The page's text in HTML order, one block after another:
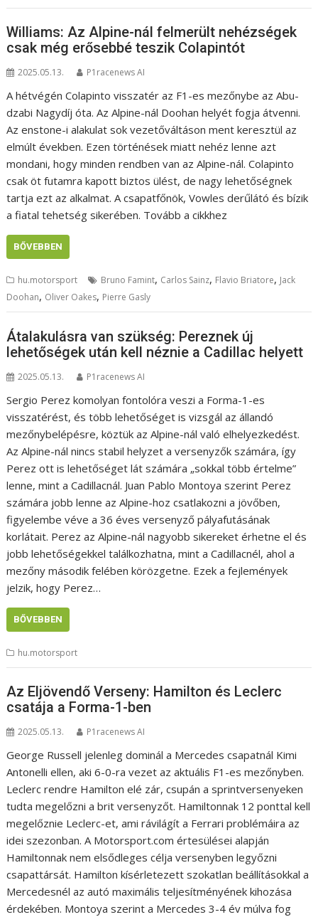
Williams: Az Alpine-nál felmerült nehézségek
csak még erősebbé teszik Colapintót
2025.05.13. P1racenews AI
A hétvégén Colapinto visszatér az F1-es mezőnybe az Abu-
dzabi Nagydíj óta. Az Alpine-nál Doohan helyét fogja átvenni.
Az enstone-i alakulat sok vezetőváltáson ment keresztül az
elmúlt években. Ezen történések miatt nehéz lenne azt
mondani, hogy minden rendben van az Alpine-nál. Colapinto
csak öt futamra kapott biztos ülést, de nagy lehetőségnek
tartja ezt az alkalmat. A csapatfőnök, Vowles derűlátó és bízik
a fiatal tehetség sikerében. Tovább a cikkhez
BŐVEBBEN
hu.motorsport Bruno Famint, Carlos Sainz, Flavio Briatore, Jack
Doohan, Oliver Oakes, Pierre Gasly
Átalakulásra van szükség: Pereznek új
lehetőségek után kell néznie a Cadillac helyett
2025.05.13. P1racenews AI
Sergio Perez komolyan fontolóra veszi a Forma-1-es
visszatérést, és több lehetőséget is vizsgál az állandó
mezőnybelépésre, köztük az Alpine-nál való elhelyezkedést.
Az Alpine-nál nincs stabil helyzet a versenyzők számára, így
Perez ott is lehetőséget lát számára „sokkal több értelme”
lenne, mint a Cadillacnál. Juan Pablo Montoya szerint Perez
számára jobb lenne az Alpine-hoz csatlakozni a jövőben,
figyelembe véve a 36 éves versenyző pályafutásának
korlátait. Perez az Alpine-nál nagyobb sikereket érhetne el és
jobb lehetőségekkel találkozhatna, mint a Cadillacnél, ahol a
mezőny második felében körözgetne. Ezek a fejlemények
jelzik, hogy Perez…
BŐVEBBEN
hu.motorsport
Az Eljövendő Verseny: Hamilton és Leclerc
csatája a Forma-1-ben
2025.05.13. P1racenews AI
George Russell jelenleg dominál a Mercedes csapatnál Kimi
Antonelli ellen, aki 6-0-ra vezet az aktuális F1-es mezőnyben.
Leclerc rendre Hamilton elé zár, csupán a sprintversenyeken
tudta megelőzni a brit versenyzőt. Hamiltonnak 12 ponttal kell
megelőznie Leclerc-et, ami rávilágít a Ferrari problémáira az
idei szezonban. A Motorsport.com értesülései alapján
Hamiltonnak nem elsődleges célja versenyben legyőzni
csapattársát. Hamilton kísérletezett szokatlan beállításokkal a
Mercedesnél az autó maximális teljesítményének kihozása
érdekében. Montoya szerint a Mercedes 3-4 év múlva fog